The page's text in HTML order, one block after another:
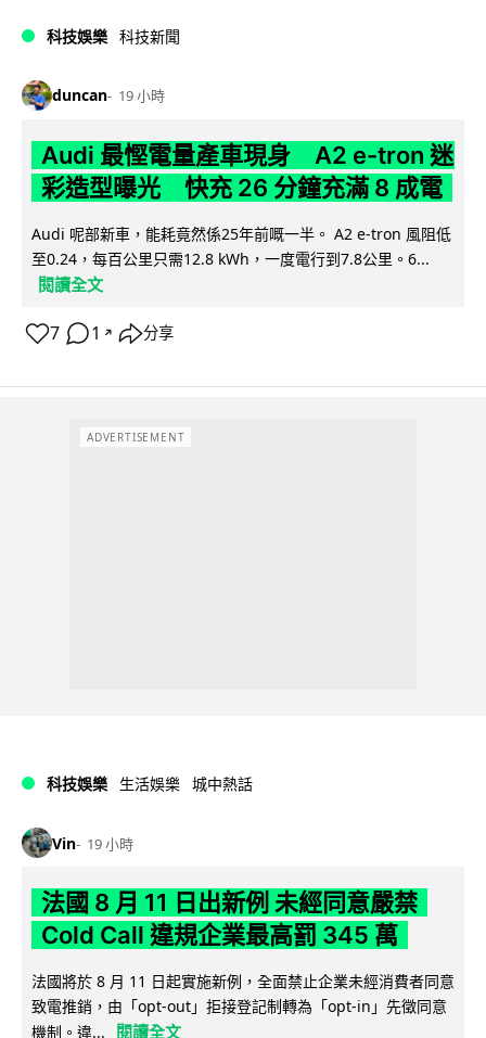
科技娛樂 科技新聞
duncan 19 小時
Audi 最慳電量產車現身 A2 e-tron 迷
彩造型曝光 快充 26 分鐘充滿 8 成電
Audi 呢部新車，能耗竟然係25年前嘅一半。 A2 e-tron 風阻低
至0.24，每百公里只需12.8 kWh，一度電行到7.8公里。6...
閱讀全文
7 1 ↗ 分享
ADVERTISEMENT
科技娛樂 生活娛樂 城中熱話
Vin 19 小時
法國 8 月 11 日出新例 未經同意嚴禁
Cold Call 違規企業最高罰 345 萬
法國將於 8 月 11 日起實施新例，全面禁止企業未經消費者同意
致電推銷，由「opt-out」拒接登記制轉為「opt-in」先徵同意
機制。違...
閱讀全文